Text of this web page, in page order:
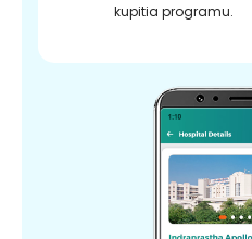
kupitia programu.